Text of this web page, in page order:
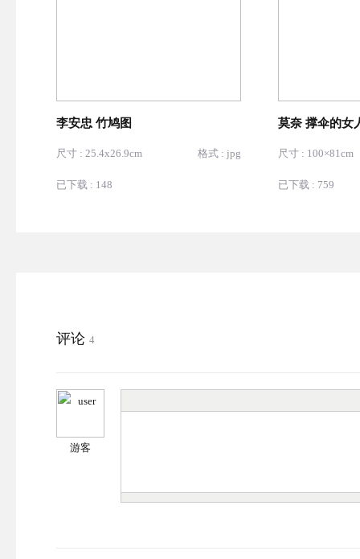
李安忠 竹鸠图
尺寸 : 25.4x26.9cm 格式 : jpg
已下载 : 148
莫奈 撑伞的女
尺寸 : 100×81cm
已下载 : 759
评论 4
游客